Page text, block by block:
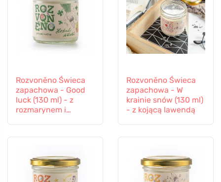
Rozvoněno Świeca
zapachowa - Good
luck (130 ml) - z
rozmarynem i
Rozvoněno Świeca
zapachowa - W
krainie snów (130 ml)
- z kojącą lawendą